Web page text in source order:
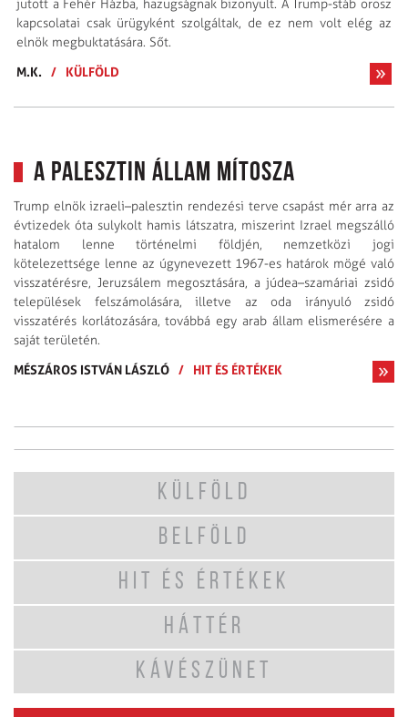
jutott a Fehér Házba, hazugságnak bizonyult. A Trump-stáb orosz
kapcsolatai csak ürügyként szolgáltak, de ez nem volt elég az
elnök megbuktatására. Sőt.
M.K.
/ KÜLFÖLD
A Palesztin Állam mítosza
Trump elnök izraeli–palesztin rendezési terve csapást mér arra az
évtizedek óta sulykolt hamis látszatra, miszerint Izrael megszálló
hatalom lenne történelmi földjén, nemzetközi jogi
kötelezettsége lenne az úgynevezett 1967-es határok mögé való
visszatérésre, Jeruzsálem megosztására, a júdea–szamáriai zsidó
települések felszámolására, illetve az oda irányuló zsidó
visszatérés korlátozására, továbbá egy arab állam elismerésére a
saját területén.
MÉSZÁROS ISTVÁN LÁSZLÓ / HIT ÉS ÉRTÉKEK
KÜLFÖLD
BELFÖLD
HIT ÉS ÉRTÉKEK
HÁTTÉR
KÁVÉSZÜNET